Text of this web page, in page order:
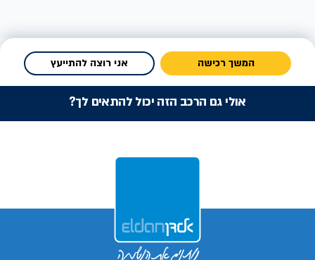
המשך רכישה אני רוצה להתייעץ
אולי גם הרכב הזה יכול להתאים לך?